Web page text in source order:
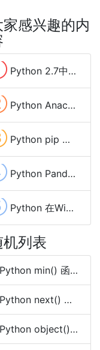
家感兴趣的内
Python 2.7中安装pip的方法及步骤
Python Anaconda导出(export)环境到environment.yml文件
Python pip 配置使用国内镜像源
Python Pandas 实现两个DataFrame连接(INNER (LEFT RIGHT FULL) OUTER) JOIN
Python 在Windows、Mac和Linux上安装pip的方法
机列表
Python min() 函数
Python next() 函数
Python object() 函数